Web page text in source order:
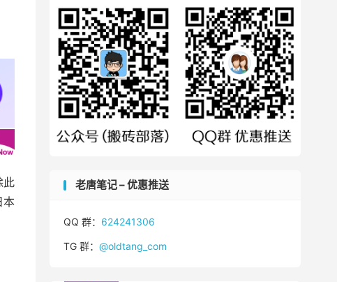
此
本
老唐笔记 – 优惠推送
QQ 群： 624241306
TG 群： @oldtang_com